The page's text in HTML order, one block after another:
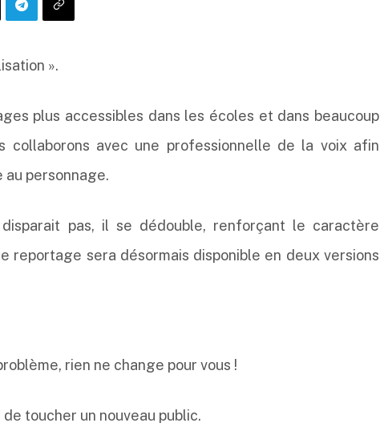
».
plus accessibles dans les écoles et dans beaucoup
collaborons avec une professionnelle de la voix afin
au personnage.
pas, il se dédouble, renforçant le caractère
reportage sera désormais disponible en deux versions
rien ne change pour vous !
toucher un nouveau public.